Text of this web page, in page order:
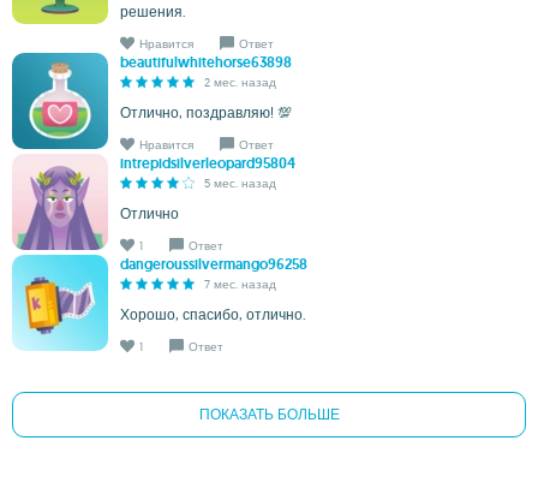
решения.
Нравится Ответ
beautifulwhitehorse63898
2 мес. назад
Отлично, поздравляю! 💯
Нравится Ответ
intrepidsilverleopard95804
5 мес. назад
Отлично
1 Ответ
dangeroussilvermango96258
7 мес. назад
Хорошо, спасибо, отлично.
1 Ответ
ПОКАЗАТЬ БОЛЬШЕ